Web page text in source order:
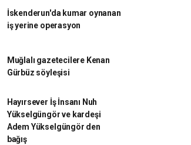
İskenderun'da kumar oynanan
iş yerine operasyon
Muğlalı gazetecilere Kenan
Gürbüz söyleşisi
Hayırsever İş İnsanı Nuh
Yükselgüngör ve kardeşi
Adem Yükselgüngör den
bağış